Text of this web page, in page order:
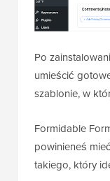
Po
umieścić
szablonie, w
Formidable
powinieneś
takiego, który